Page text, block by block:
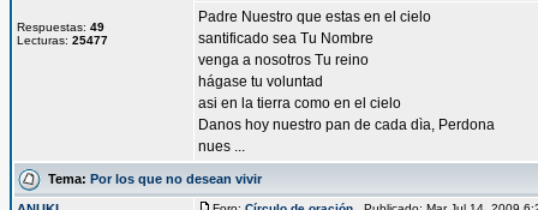
Respuestas: 49
Lecturas: 25477
Padre Nuestro que estas en el cielo
santificado sea Tu Nombre
venga a nosotros Tu reino
hágase tu voluntad
asi en la tierra como en el cielo
Danos hoy nuestro pan de cada dìa, Perdona
nues ...
Tema: Por los que no desean vivir